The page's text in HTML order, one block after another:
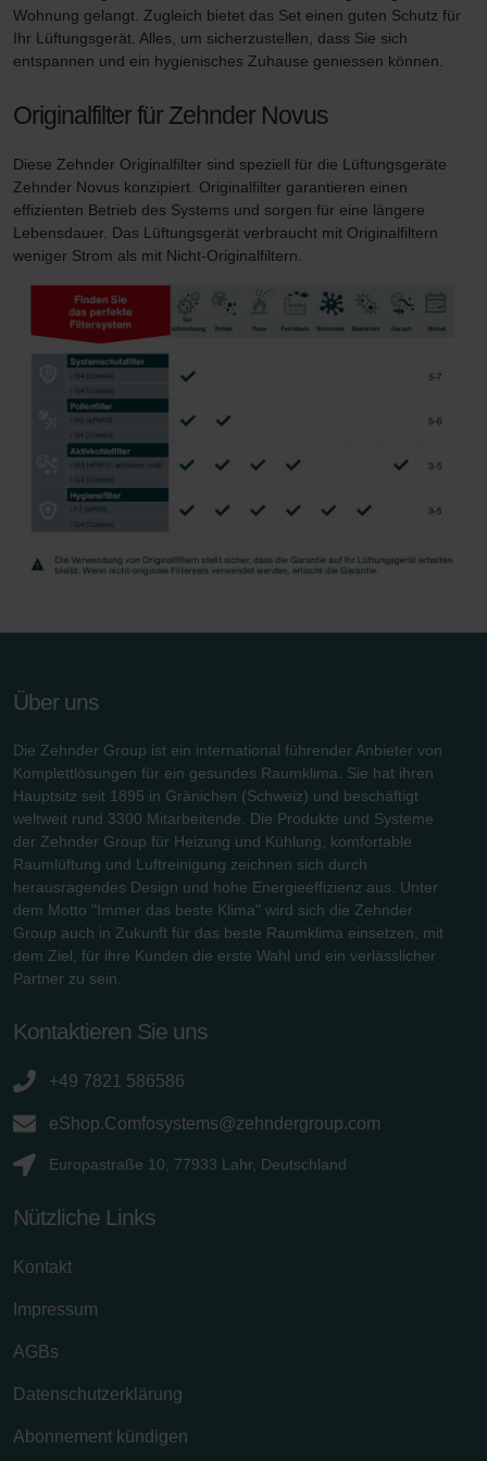
Zehnder Group Nederland bv: Privacyverklaringen
Zehnder Group Sales International: Privacy Policy
Zehnder Polska Sp. z o.o.: Oświadczenie o ochronie
danych Zehnder
Zehnder Group Deutschland GmbH
Wohnung gelangt. Zugleich bietet das Set einen guten Schutz für
Ihr Lüftungsgerät. Alles, um sicherzustellen, dass Sie sich
entspannen und ein hygienisches Zuhause geniessen können.
Originalfilter für Zehnder Novus
Diese Zehnder Originalfilter sind speziell für die Lüftungsgeräte
Zehnder Novus konzipiert. Originalfilter garantieren einen
effizienten Betrieb des Systems und sorgen für eine längere
Lebensdauer. Das Lüftungsgerät verbraucht mit Originalfiltern
weniger Strom als mit Nicht-Originalfiltern.
Über uns
Die Zehnder Group ist ein international führender Anbieter von
Komplettlösungen für ein gesundes Raumklima. Sie hat ihren
Hauptsitz seit 1895 in Gränichen (Schweiz) und beschäftigt
weltweit rund 3300 Mitarbeitende. Die Produkte und Systeme
der Zehnder Group für Heizung und Kühlung, komfortable
Raumlüftung und Luftreinigung zeichnen sich durch
herausragendes Design und hohe Energieeffizienz aus. Unter
dem Motto "Immer das beste Klima" wird sich die Zehnder
Group auch in Zukunft für das beste Raumklima einsetzen, mit
dem Ziel, für ihre Kunden die erste Wahl und ein verlässlicher
Partner zu sein.
Kontaktieren Sie uns
+49 7821 586586
eShop.Comfosystems@zehndergroup.com
Europastraße 10, 77933 Lahr, Deutschland
Nützliche Links
Kontakt
Impressum
AGBs
Datenschutzerklärung
Abonnement kündigen